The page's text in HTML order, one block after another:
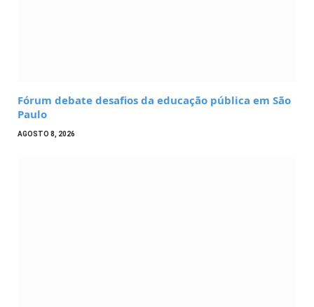
Fórum debate desafios da educação pública em São
Paulo
AGOSTO 8, 2026